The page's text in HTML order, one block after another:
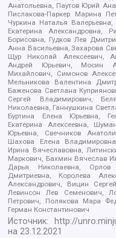
Анатольевна, Паутов Юрий
Пислакова-Паркер Марина
Чуркина Наталья
Екатерина Александровна,
Борисовна, Гудков Лев
Анна Васильевна, Захарова
Щур Николай Алексеевич,
Андрей Юрьевич, Мосин
Михайлович, Симонов
Мельникова Валентина
Баженова Светлана
Сергей Владимирович,
Николаевна, Ганнушкина
Буртина Елена Юрьевна,
Екатерина Алексеевна,
Юрьевна, Свечников
Шахова Елена
Ирина Вячеславовна,
Маркович, Бахмин Вячеслав
Дарья Николаевна,
Дмитриевна, Королева
Александрович, Вицин
Левинсон Лев Семенович,
Петрович, Полякова Мара
Герман Константинович
Источник: http://
на23.12.2021